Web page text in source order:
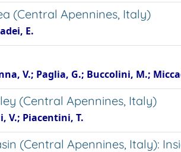
(Central Apennines, Italy)
E.
V.; Paglia, G.; Buccolini, M.;
(Central Apennines, Italy)
V.; Piacentini, T.
(Central Apennines, Italy):